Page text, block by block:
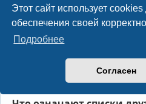
Этот сайт использует cookies
обеспечения своей
Подробнее
Согласен
Администратор конференции
меры.
Друзья и недруги